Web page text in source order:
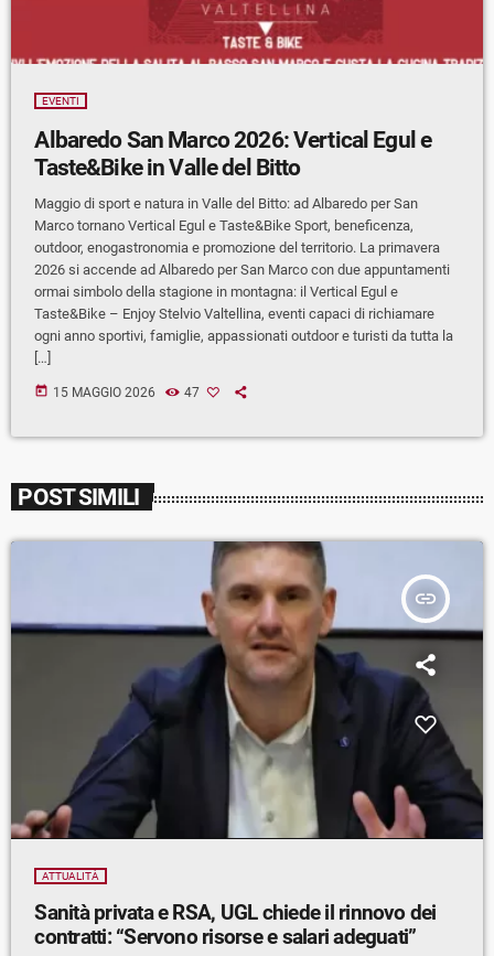
EVENTI
Albaredo San Marco 2026: Vertical Egul e
Taste&Bike in Valle del Bitto
Maggio di sport e natura in Valle del Bitto: ad Albaredo per San
Marco tornano Vertical Egul e Taste&Bike Sport, beneficenza,
outdoor, enogastronomia e promozione del territorio. La primavera
2026 si accende ad Albaredo per San Marco con due appuntamenti
ormai simbolo della stagione in montagna: il Vertical Egul e
Taste&Bike – Enjoy Stelvio Valtellina, eventi capaci di richiamare
ogni anno sportivi, famiglie, appassionati outdoor e turisti da tutta la
[…]
today 15 MAGGIO 2026 47
POST SIMILI
insert_link
ATTUALITÀ
Sanità privata e RSA, UGL chiede il rinnovo dei
contratti: “Servono risorse e salari adeguati”